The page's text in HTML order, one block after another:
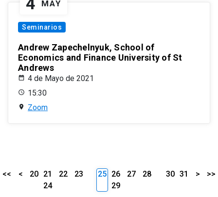
MAY
Seminarios
Andrew Zapechelnyuk, School of
Economics and Finance University of St
Andrews
4 de Mayo de 2021
15:30
Zoom
<< < 20 21 22
23
24
25 26 27
28
29
30 31 > >>